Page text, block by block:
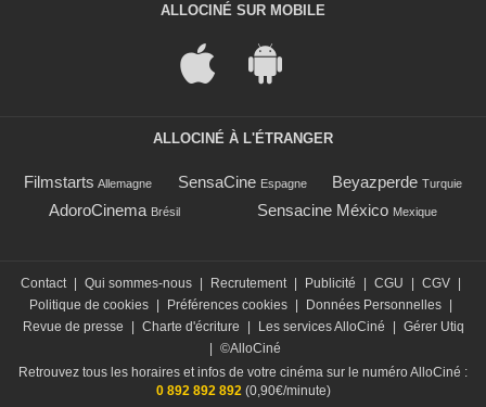
ALLOCINÉ SUR MOBILE
ALLOCINÉ À L'ÉTRANGER
Filmstarts Allemagne SensaCine Espagne Beyazperde Turquie
AdoroCinema Brésil Sensacine México Mexique
Contact | Qui sommes-nous | Recrutement | Publicité | CGU | CGV |
Politique de cookies | Préférences cookies | Données Personnelles |
Revue de presse
| Charte d'écriture | Les services AlloCiné | Gérer Utiq
| ©AlloCiné
Retrouvez tous les horaires et infos de votre cinéma sur le numéro AlloCiné :
0 892 892 892 (0,90€/minute)